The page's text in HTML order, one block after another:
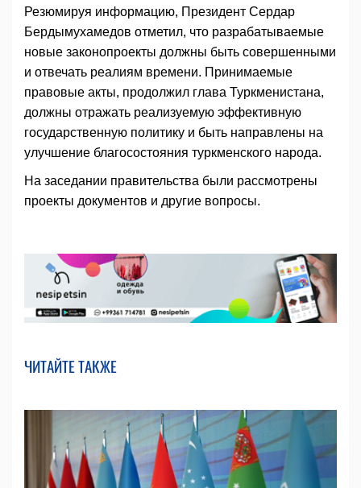
Резюмируя информацию, Президент Сердар
Бердымухамедов отметил, что разрабатываемые
новые законопроекты должны быть совершенными
и отвечать реалиям времени. Принимаемые
правовые акты, продолжил глава Туркменистана,
должны отражать реализуемую эффективную
государственную политику и быть направлены на
улучшение благосостояния туркменского народа.
На заседании правительства были рассмотрены
проекты документов и другие вопросы.
ЧИТАЙТЕ ТАКЖЕ